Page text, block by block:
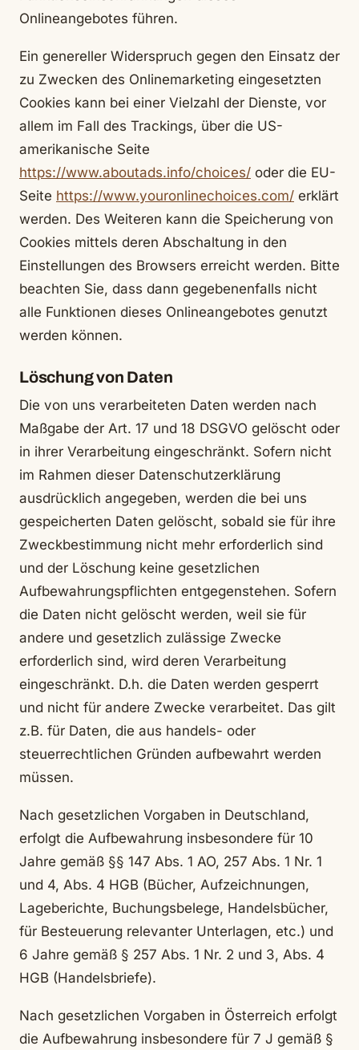
Onlineangebotes führen.
Ein genereller Widerspruch gegen den Einsatz der
zu Zwecken des Onlinemarketing eingesetzten
Cookies kann bei einer Vielzahl der Dienste, vor
allem im Fall des Trackings, über die US-
amerikanische Seite
https://www.aboutads.info/choices/ oder die EU-
Seite https://www.youronlinechoices.com/ erklärt
werden. Des Weiteren kann die Speicherung von
Cookies mittels deren Abschaltung in den
Einstellungen des Browsers erreicht werden. Bitte
beachten Sie, dass dann gegebenenfalls nicht
alle Funktionen dieses Onlineangebotes genutzt
werden können.
Löschung von Daten
Die von uns verarbeiteten Daten werden nach
Maßgabe der Art. 17 und 18 DSGVO gelöscht oder
in ihrer Verarbeitung eingeschränkt. Sofern nicht
im Rahmen dieser Datenschutzerklärung
ausdrücklich angegeben, werden die bei uns
gespeicherten Daten gelöscht, sobald sie für ihre
Zweckbestimmung nicht mehr erforderlich sind
und der Löschung keine gesetzlichen
Aufbewahrungspflichten entgegenstehen. Sofern
die Daten nicht gelöscht werden, weil sie für
andere und gesetzlich zulässige Zwecke
erforderlich sind, wird deren Verarbeitung
eingeschränkt. D.h. die Daten werden gesperrt
und nicht für andere Zwecke verarbeitet. Das gilt
z.B. für Daten, die aus handels- oder
steuerrechtlichen Gründen aufbewahrt werden
müssen.
Nach gesetzlichen Vorgaben in Deutschland,
erfolgt die Aufbewahrung insbesondere für 10
Jahre gemäß §§ 147 Abs. 1 AO, 257 Abs. 1 Nr. 1
und 4, Abs. 4 HGB (Bücher, Aufzeichnungen,
Lageberichte, Buchungsbelege, Handelsbücher,
für Besteuerung relevanter Unterlagen, etc.) und
6 Jahre gemäß § 257 Abs. 1 Nr. 2 und 3, Abs. 4
HGB (Handelsbriefe).
Nach gesetzlichen Vorgaben in Österreich erfolgt
die Aufbewahrung insbesondere für 7 J gemäß §